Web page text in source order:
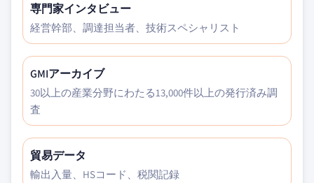
専門家インタビュー
経営幹部、調達担当者、技術スペシャリスト
GMIアーカイブ
30以上の産業分野にわたる13,000件以上の発行済み調
査
貿易データ
輸出入量、HSコード、税関記録